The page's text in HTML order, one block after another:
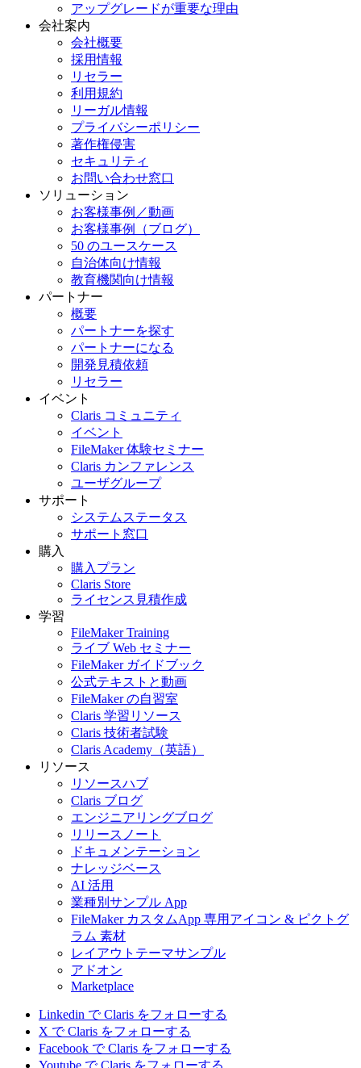
アップグレードが重要な理由
会社案内
会社概要
採用情報
リセラー
利用規約
リーガル情報
プライバシーポリシー
著作権侵害
セキュリティ
お問い合わせ窓口
ソリューション
お客様事例／動画
お客様事例（ブログ）
50 のユースケース
自治体向け情報
教育機関向け情報
パートナー
概要
パートナーを探す
パートナーになる
開発見積依頼
リセラー
イベント
Claris コミュニティ
イベント
FileMaker 体験セミナー
Claris カンファレンス
ユーザグループ
サポート
システムステータス
サポート窓口
購入
購入プラン
Claris Store
ライセンス見積作成
学習
FileMaker Training
ライブ Web セミナー
FileMaker ガイドブック
公式テキストと動画
FileMaker の自習室
Claris 学習リソース
Claris 技術者試験
Claris Academy（英語）
リソース
リソースハブ
Claris ブログ
エンジニアリングブログ
リリースノート
ドキュメンテーション
ナレッジベース
AI 活用
業種別サンプル App
FileMaker カスタムApp 専用アイコン & ピクトグ
ラム 素材
レイアウトテーマサンプル
アドオン
Marketplace
Linkedin で Claris をフォローする
X で Claris をフォローする
Facebook で Claris をフォローする